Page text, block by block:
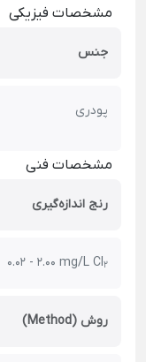
مشخصات فیزیکی
جنس
پودری
مشخصات فنی
رنج اندازه‌گیری
0.02 - 2.00 mg/L Cl2
روش (Method)